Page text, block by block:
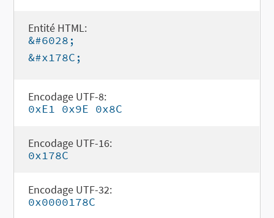
Entité HTML:
&#6028;
&#x178C;
Encodage UTF-8:
0xE1 0x9E 0x8C
Encodage UTF-16:
0x178C
Encodage UTF-32:
0x0000178C